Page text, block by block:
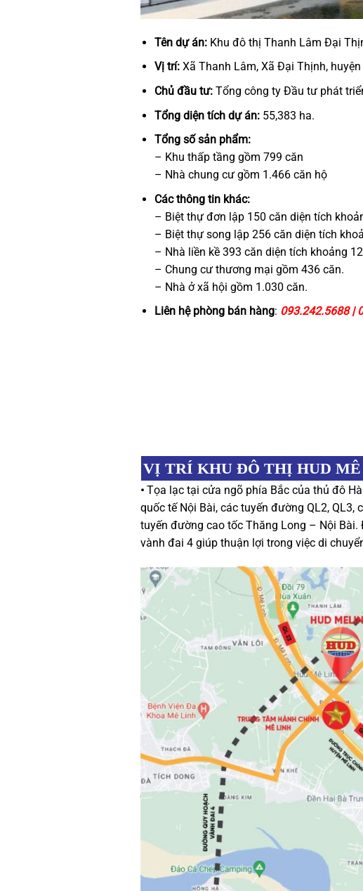
Tên dự án: Khu đô thị Thanh Lâm Đại
Vị trí: Xã Thanh Lâm, Xã Đại Thịnh,
Chủ đầu tư: Tổng công ty Đầu tư phát
Tổng diện tích dự án: 55,383 ha.
Tổng số sản phẩm:
– Khu thấp tầng gồm 799 căn
– Nhà chung cư gồm 1.466 căn hộ
Các thông tin khác:
– Biệt thự đơn lập 150 căn diện tích
– Biệt thự song lập 256 căn diện tích
– Nhà liền kề 393 căn diện tích khoảng
– Chung cư thương mại gồm 436 căn.
– Nhà ở xã hội gồm 1.030 căn.
Liên hệ phòng bán hàng: 093.242.5688 |
VỊ TRÍ KHU ĐÔ THỊ HUD
•Tọa lạc tại cửa ngõ phía Bắc của thủ đô
quốc tế Nội Bài, các tuyến đường QL2,
tuyến đường cao tốc Thăng Long – Nội
vành đai 4 giúp thuận lợi trong việc di